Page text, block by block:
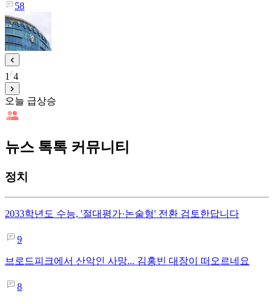
58
1 4
오늘 급상승
뉴스 톡톡 커뮤니티
정치
2033학년도 수능, '절대평가·논술형' 전환 검토한답니다
9
브로드피크에서 산악인 사망... 김홍빈 대장이 떠오르네요
8